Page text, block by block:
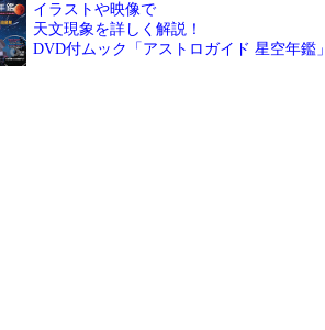
イラストや映像で
天文現象を詳しく解説！
DVD付ムック「アストロガイド 星空年鑑」